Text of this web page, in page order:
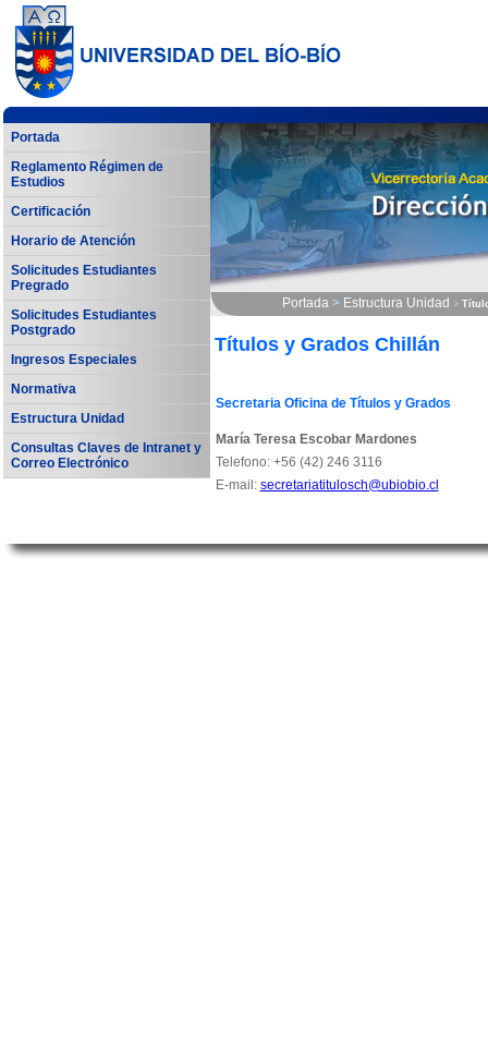
Portada
Reglamento Régimen de
Estudios
Certificación
Horario de Atención
Solicitudes Estudiantes
Pregrado
Solicitudes Estudiantes
Postgrado
Ingresos Especiales
Normativa
Estructura Unidad
Consultas Claves de Intranet y
Correo Electrónico
Portada > Estructura Unidad >
Títulos y Grados Chillán
Secretaria Oficina de Títulos y Grados
María Teresa Escobar Mardones
Telefono: +56 (42) 246 3116
E-mail: secretariatitulosch@ubiobio.cl